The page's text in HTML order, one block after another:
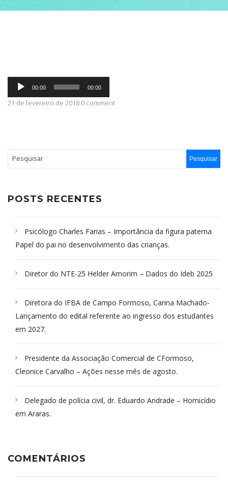
CONTATO
Tocador
áudio
00:00 00:00
21 de fevereiro de 2018 0 comment
POSTS RECENTES
Psicólogo Charles Farias – Importância da figura paterna
Papel do pai no desenvolvimento das crianças.
Diretor do NTE-25 Helder Amorim – Dados do Ideb 2025
Diretora do IFBA de Campo Formoso, Carina Machado-
Lançamento do edital referente ao ingresso dos estudantes
em 2027.
Presidente da Associação Comercial de CFormoso,
Cleonice Carvalho – Ações nesse mês de agosto.
Delegado de polícia civil, dr. Eduardo Andrade – Homicídio
em Araras.
COMENTÁRIOS